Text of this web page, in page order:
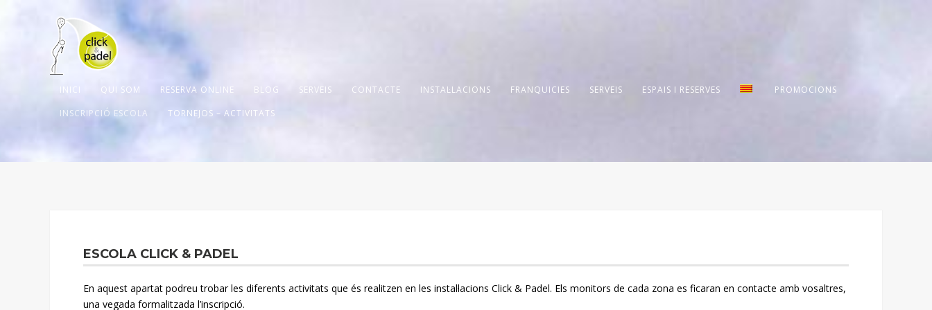
INICI QUI SOM RESERVA ONLINE BLOG SERVEIS CONTACTE INSTAL·LACIONS FRANQUICIES SERVEIS ESPAIS I RESERVES
PROMOCIONS
INSCRIPCIÓ ESCOLA
TORNEJOS – ACTIVITATS
ESCOLA CLICK & PADEL
En aquest apartat podreu trobar les diferents activitats que és realitzen en les instal·lacions Click & Padel. Els monitors de cada zona es ficaran en contacte amb vosaltres,
una vegada formalitzada l’inscripció.